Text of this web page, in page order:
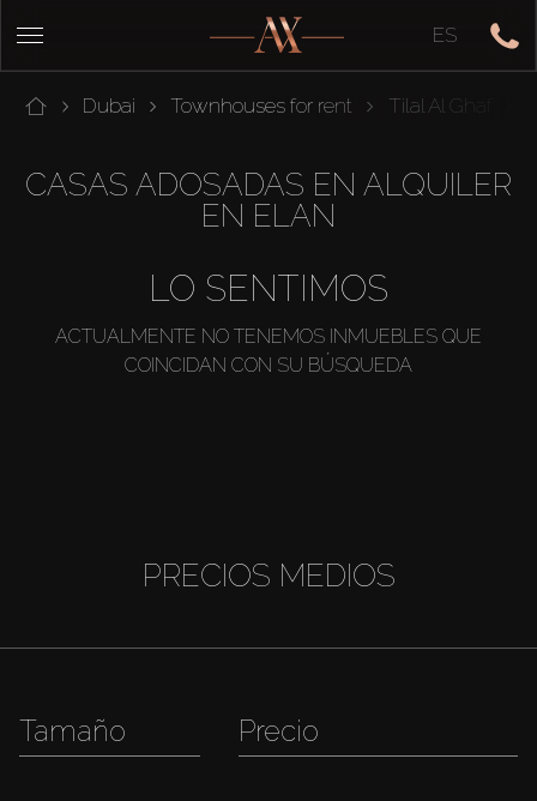
ES
Dubai Townhouses for rent Tilal Al Ghaf
CASAS ADOSADAS EN ALQUILER
EN ELAN
LO SENTIMOS
ACTUALMENTE NO TENEMOS INMUEBLES QUE
COINCIDAN CON SU BÚSQUEDA
PRECIOS MEDIOS
Tamaño Precio